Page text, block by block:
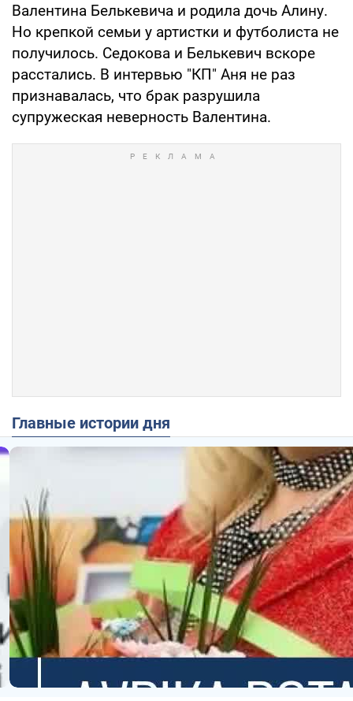
Валентина Белькевича и родила дочь Алину.
Но крепкой семьи у артистки и футболиста не
получилось. Седокова и Белькевич вскоре
расстались. В интервью "КП" Аня не раз
признавалась, что брак разрушила
супружеская неверность Валентина.
Главные истории дня